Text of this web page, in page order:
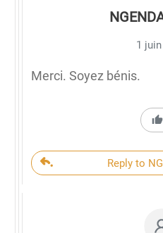
1
Merci. Soyez bénis.
Reply to